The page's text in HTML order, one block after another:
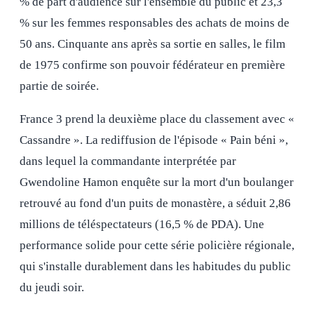
% sur les femmes responsables des achats de moins de
50 ans. Cinquante ans après sa sortie en salles, le film
de 1975 confirme son pouvoir fédérateur en première
partie de soirée.
France 3 prend la deuxième place du classement avec «
Cassandre ». La rediffusion de l'épisode « Pain béni »,
dans lequel la commandante interprétée par
Gwendoline Hamon enquête sur la mort d'un boulanger
retrouvé au fond d'un puits de monastère, a séduit 2,86
millions de téléspectateurs (16,5 % de PDA). Une
performance solide pour cette série policière régionale,
qui s'installe durablement dans les habitudes du public
du jeudi soir.